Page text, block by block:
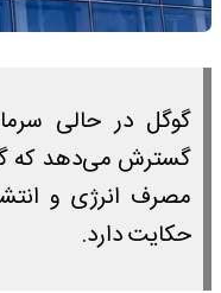
گوگل در حالی
گسترش می‌دهد که
مصرف انرژی و
حکایت دارد.